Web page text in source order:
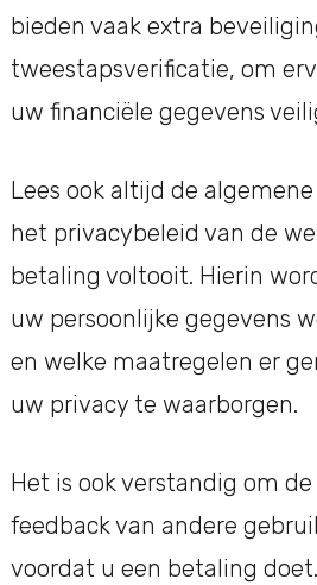
bieden vaak extra
tweestapsverificatie, om
uw financiële gegevens
Lees ook altijd de
het privacybeleid van de
betaling voltooit. Hierin
uw persoonlijke gegevens
en welke maatregelen er
uw privacy te waarborgen.
Het is ook verstandig om
feedback van andere
voordat u een betaling